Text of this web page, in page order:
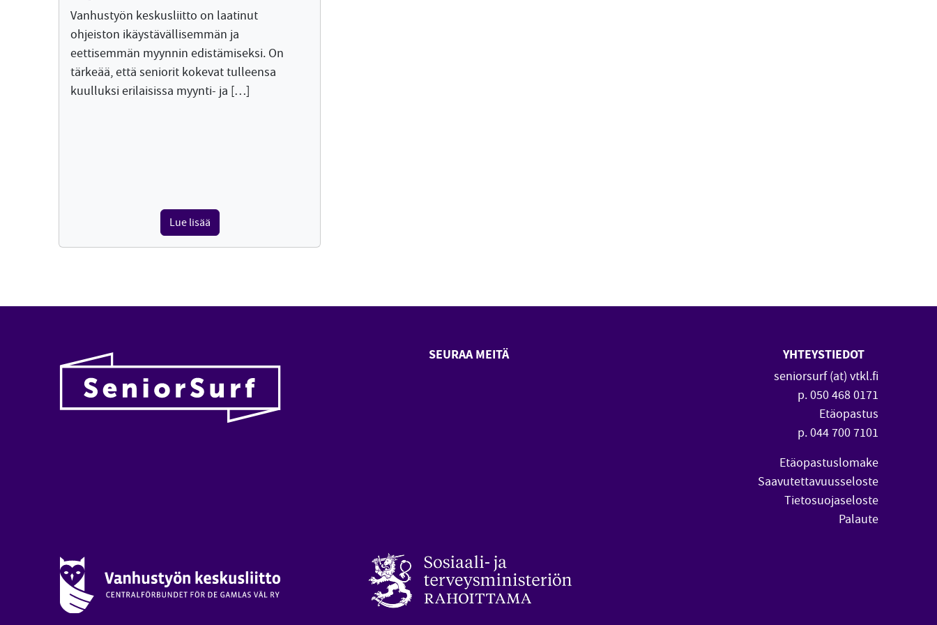
Vanhustyön keskusliitto on laatinut
ohjeiston ikäystävällisemmän ja
eettisemmän myynnin edistämiseksi. On
tärkeää, että seniorit kokevat tulleensa
kuulluksi erilaisissa myynti- ja […]
Lue lisää
SEURAA MEITÄ
YHTEYSTIEDOT
seniorsurf (at) vtkl.fi
p. 050 468 0171
Etäopastus
p. 044 700 7101
Etäopastuslomake
Saavutettavuusseloste
Tietosuojaseloste
Palaute
Vanhustyön keskusliitto (avautuu uuteen ikkunaan)